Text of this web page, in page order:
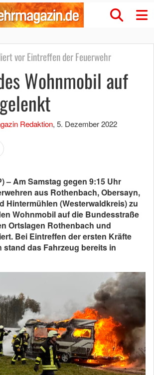
vor Eintreffen der Feuerwehr
Wohnmobil auf
Redaktion, 5. Dezember 2022
– Am Samstag gegen 9:15 Uhr
aus Rothenbach, Obersayn,
Hintermühlen (Westerwaldkreis) zu
Wohnmobil auf die Bundesstraße
Ortslagen Rothenbach und
Bei Eintreffen der ersten Kräfte
stand das Fahrzeug bereits in